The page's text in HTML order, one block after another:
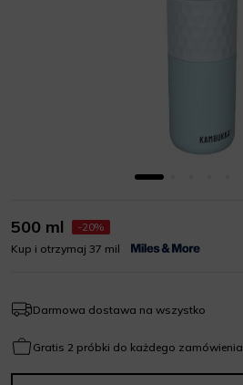
500 ml
-20%
Kup i otrzymaj 37 mil
Darmowa dostawa na wszystko
Gratis 2 próbki do każdego zamówienia